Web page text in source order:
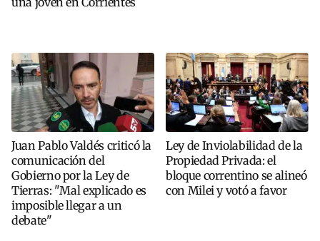
Juan Pablo Valdés criticó la
comunicación del
Gobierno por la Ley de
Tierras: "Mal explicado es
imposible llegar a un
debate"
Ley de Inviolabilidad de la
Propiedad Privada: el
bloque correntino se alineó
con Milei y votó a favor